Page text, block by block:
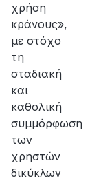
χρήση
κράνους»,
με στόχο
τη
σταδιακή
και
καθολική
συμμόρφωση
των
χρηστών
δικύκλων